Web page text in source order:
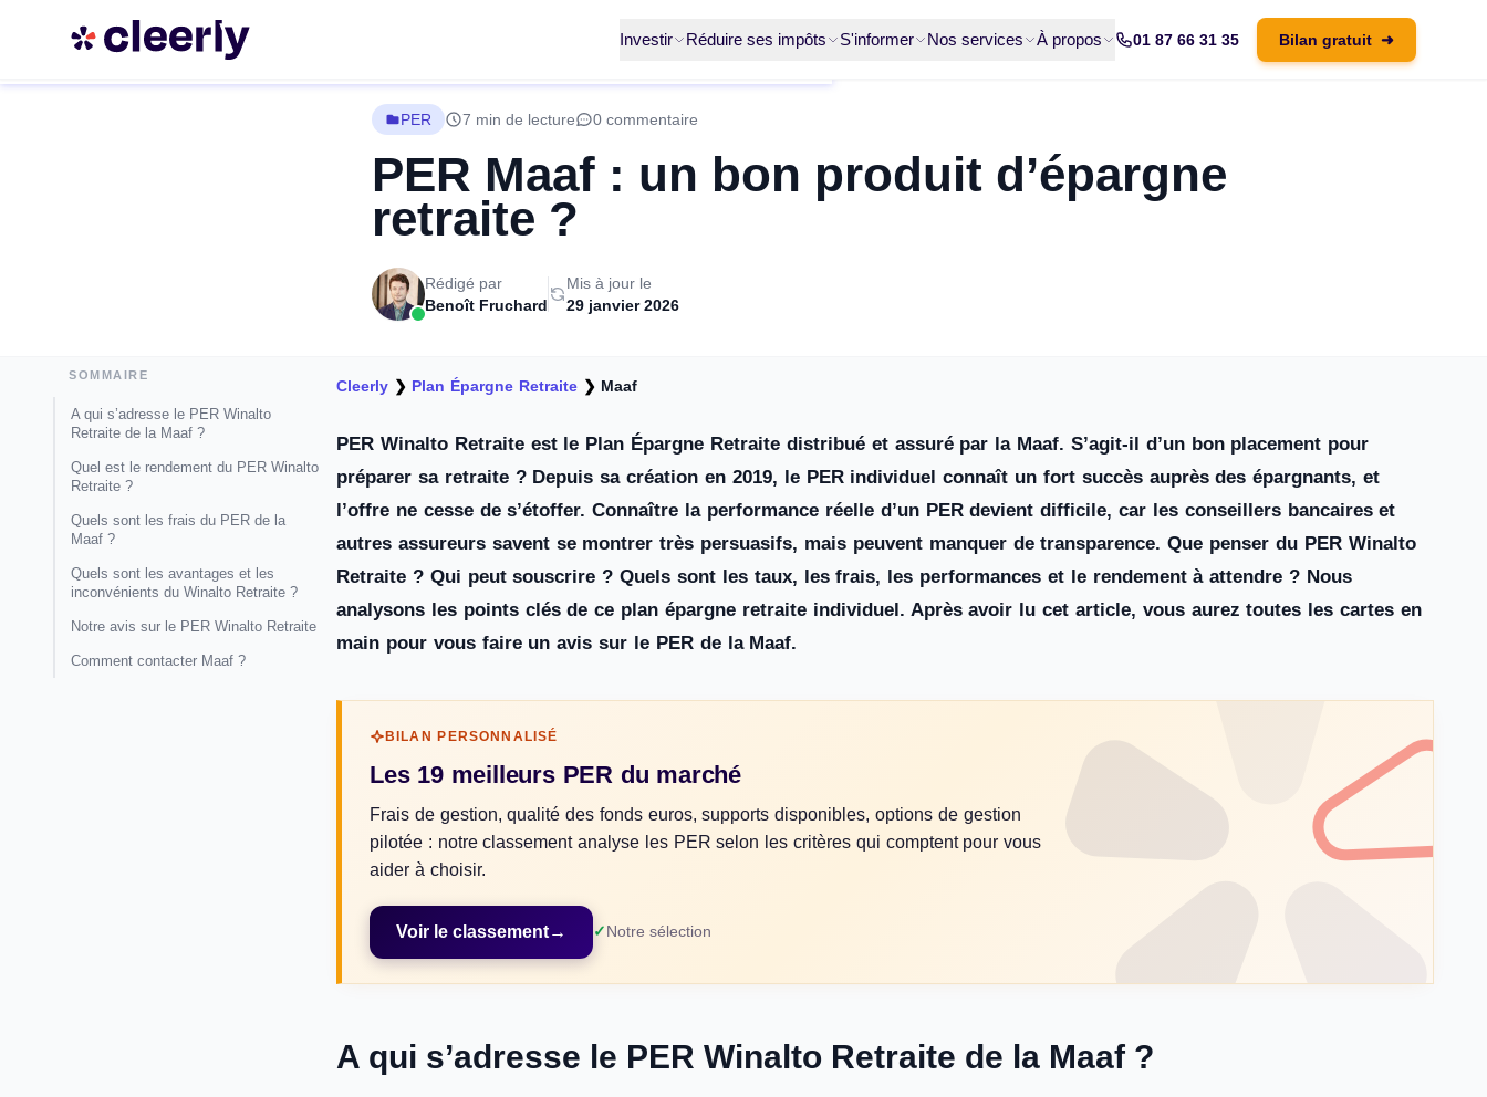
Investir Réduire ses impôts S'informer Nos services À propos 01 87 66 31 35 Bilan gratuit ➜
PER 7 min de lecture 0 commentaire
PER Maaf : un bon produit d’épargne
retraite ?
Rédigé par
Benoît Fruchard
Mis à jour le
29 janvier 2026
SOMMAIRE
A qui s’adresse le PER Winalto
Retraite de la Maaf ?
Quel est le rendement du PER Winalto
Retraite ?
Quels sont les frais du PER de la
Maaf ?
Quels sont les avantages et les
inconvénients du Winalto Retraite ?
Notre avis sur le PER Winalto Retraite
Comment contacter Maaf ?
Cleerly ❯ Plan Épargne Retraite❯ Maaf
PER Winalto Retraite est le Plan Épargne Retraite distribué et assuré par la Maaf. S’agit-il d’un bon placement pour
préparer sa retraite ? Depuis sa création en 2019, le PER individuel connaît un fort succès auprès des épargnants, et
l’offre ne cesse de s’étoffer. Connaître la performance réelle d’un PER devient difficile, car les conseillers bancaires et
autres assureurs savent se montrer très persuasifs, mais peuvent manquer de transparence. Que penser du PER Winalto
Retraite ? Qui peut souscrire ? Quels sont les taux, les frais, les performances et le rendement à attendre ? Nous
analysons les points clés de ce plan épargne retraite individuel. Après avoir lu cet article, vous aurez toutes les cartes en
main pour vous faire un avis sur le PER de la Maaf.
BILAN PERSONNALISÉ
Les 19 meilleurs PER du marché
Frais de gestion, qualité des fonds euros, supports disponibles, options de gestion
pilotée : notre classement analyse les PER selon les critères qui comptent pour vous
aider à choisir.
Voir le classement→ Notre sélection
A qui s’adresse le PER Winalto Retraite de la Maaf ?